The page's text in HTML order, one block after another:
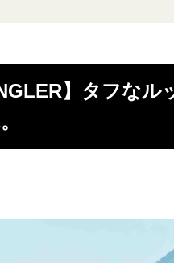
】タフな